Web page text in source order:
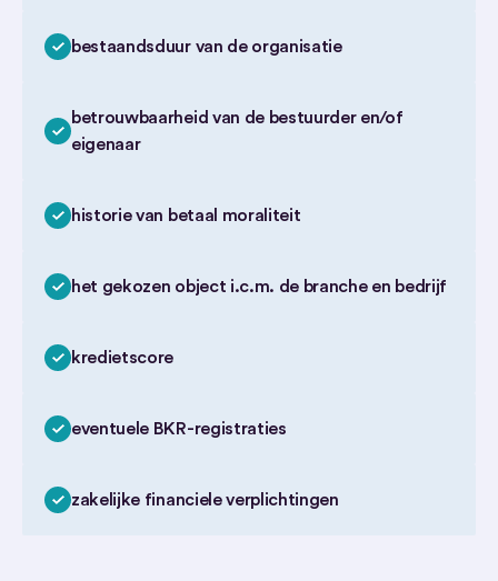
bestaandsduur van de organisatie
betrouwbaarheid van de bestuurder en/of
eigenaar
historie van betaal moraliteit
het gekozen object i.c.m. de branche en bedrijf
kredietscore
eventuele BKR-registraties
zakelijke financiele verplichtingen